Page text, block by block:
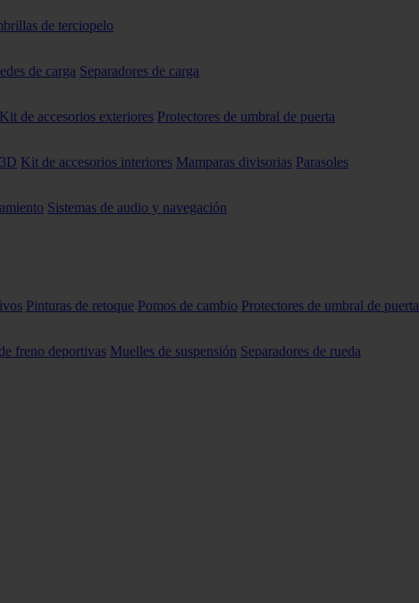
de terciopelo
de carga Separadores de carga
Kit de accesorios exteriores Protectores de umbral de puerta
Kit de accesorios interiores Mamparas divisorias Parasoles
Sistemas de audio y navegación
Pinturas de retoque Pomos de cambio Protectores de umbral de puerta
freno deportivas Muelles de suspensión Separadores de rueda